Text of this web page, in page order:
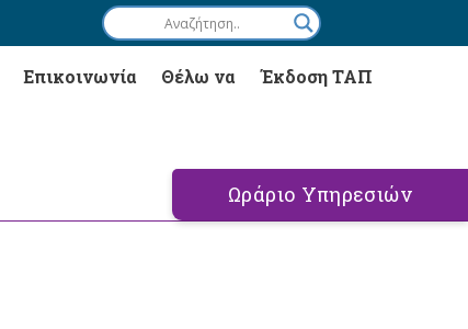
Επικοινωνία Θέλω να Έκδοση ΤΑΠ
Ωράριο Υπηρεσιών